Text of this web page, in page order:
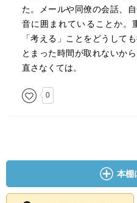
た。メールや同僚の会話、
音に囲まれていることか。
「考える」ことをどうして
とまった時間が取れないか
直さなくては。
0
本棚